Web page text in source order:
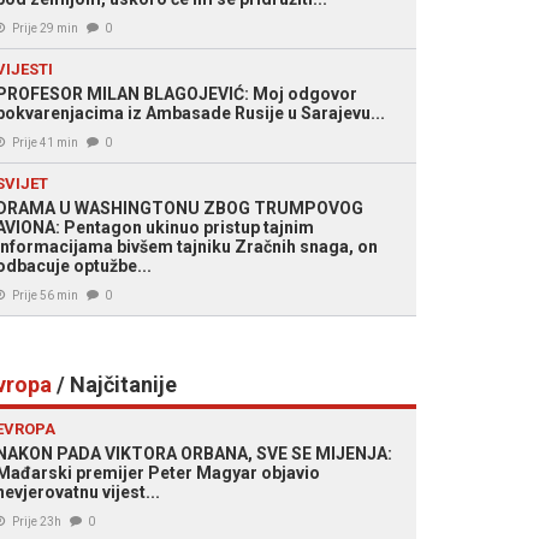
Prije 29 min 0
MILAN BLAGOJEVIĆ: Moj odgovor
iz Ambasade Rusije u Sarajevu...
Prije 41 min 0
U WASHINGTONU ZBOG TRUMPOVOG
Pentagon ukinuo pristup tajnim
bivšem tajniku Zračnih snaga, on
optužbe...
Prije 56 min 0
/ Najčitanije
PADA VIKTORA ORBANA, SVE SE MIJENJA:
premijer Peter Magyar objavio
vijest...
Prije 23h 0